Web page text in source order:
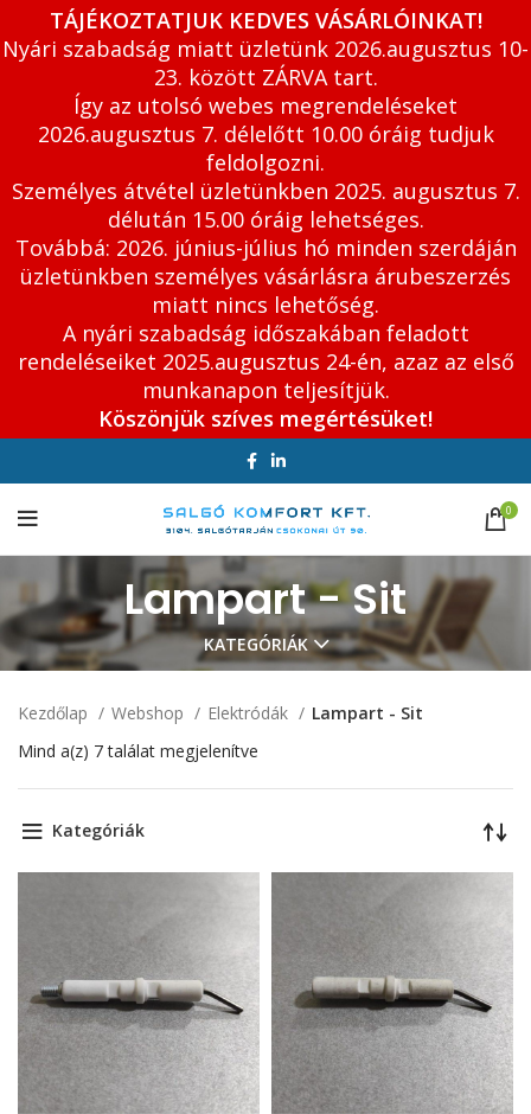
TÁJÉKOZTATJUK KEDVES VÁSÁRLÓINKAT!
Nyári szabadság miatt üzletünk 2026.augusztus 10-
23. között ZÁRVA tart.
Így az utolsó webes megrendeléseket
2026.augusztus 7. délelőtt 10.00 óráig tudjuk
feldolgozni.
Személyes átvétel üzletünkben 2025. augusztus 7.
délután 15.00 óráig lehetséges.
Továbbá: 2026. június-július hó minden szerdáján
üzletünkben személyes vásárlásra árubeszerzés
miatt nincs lehetőség.
A nyári szabadság időszakában feladott
rendeléseiket 2025.augusztus 24-én, azaz az első
munkanapon teljesítjük.
Köszönjük szíves megértésüket!
0
Lampart - Sit
KATEGÓRIÁK
Kezdőlap Webshop Elektródák
Lampart - Sit
Mind a(z) 7 találat megjelenítve
Kategóriák